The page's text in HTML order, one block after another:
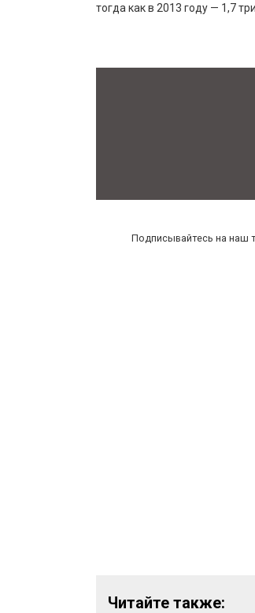
тогда как в 2013 году — 1,7
Подписывайтесь на наш
Читайте также: